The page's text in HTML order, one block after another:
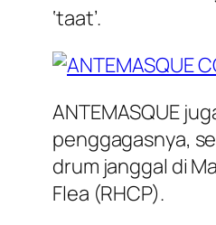
‘taat’.
ANTEMASQUE
penggagasnya,
drum janggal di
Flea (RHCP).